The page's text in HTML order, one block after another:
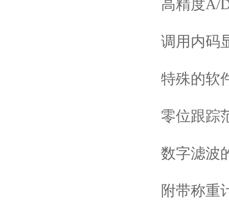
高精度A/
调用内码
特殊的软
零位跟踪
数字滤波
附带称重